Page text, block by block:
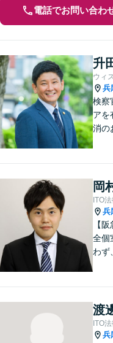
電話でお問い合わ
升
ウィ
兵
検察
アを
消の
岡
ITO
兵
【
全個
わず
れず
【メ
渡
ITO
兵